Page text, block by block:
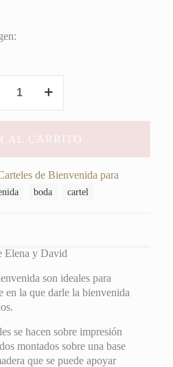
AL CARRITO
de Bienvenida para
boda cartel
Elena y David
son ideales para
en la que darle la bienvenida
se hacen sobre impresión
montados sobre una base
que se puede apoyar